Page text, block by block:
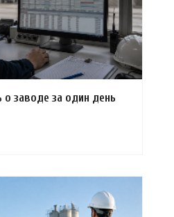
заводе за один день